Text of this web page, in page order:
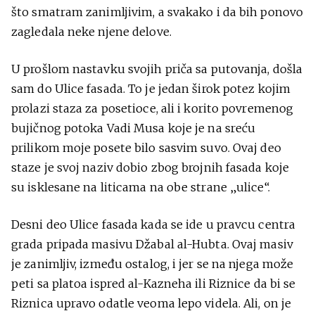
što smatram zanimljivim, a svakako i da bih ponovo
zagledala neke njene delove.
U prošlom nastavku svojih priča sa putovanja, došla
sam do Ulice fasada. To je jedan širok potez kojim
prolazi staza za posetioce, ali i korito povremenog
bujičnog potoka Vadi Musa koje je na sreću
prilikom moje posete bilo sasvim suvo. Ovaj deo
staze je svoj naziv dobio zbog brojnih fasada koje
su isklesane na liticama na obe strane „ulice“.
Desni deo Ulice fasada kada se ide u pravcu centra
grada pripada masivu Džabal al-Hubta. Ovaj masiv
je zanimljiv, između ostalog, i jer se na njega može
peti sa platoa ispred al-Kazneha ili Riznice da bi se
Riznica upravo odatle veoma lepo videla. Ali, on je